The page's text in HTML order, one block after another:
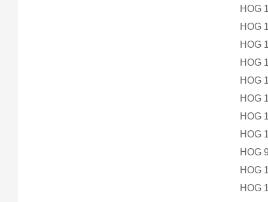
HOG
HOG
HOG
HOG
HOG
HOG
HOG
HOG
HOG
HOG
HOG